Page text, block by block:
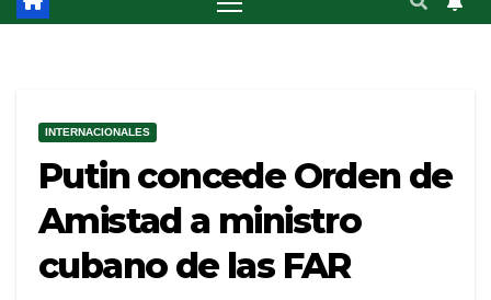
INTERNACIONALES
Putin concede Orden de
Amistad a ministro
cubano de las FAR